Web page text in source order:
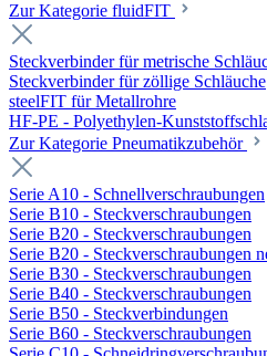
Zur Kategorie fluidFIT
Steckverbinder für metrische
Steckverbinder für zöllige Schläuche
steelFIT für Metallrohre
HF-PE - Polyethylen-
Zur Kategorie Pneumatikzubehör
Serie A10 - Schnellverschraubungen
Serie B10 - Steckverschraubungen
Serie B20 - Steckverschraubungen
Serie B20 - Steckverschraubungen
Serie B30 - Steckverschraubungen
Serie B40 - Steckverschraubungen
Serie B50 - Steckverbindungen
Serie B60 - Steckverschraubungen